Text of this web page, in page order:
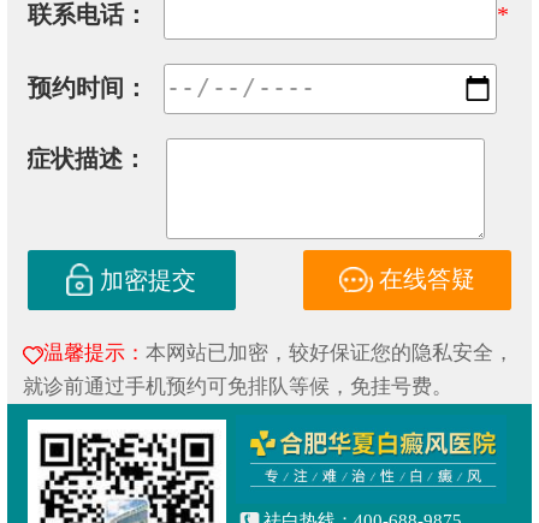
联系电话： *
预约时间：
症状描述：
加密提交 在线答疑
温馨提示： 本网站已加密，较好保证您的隐私安全，
就诊前通过手机预约可免排队等候，免挂号费。